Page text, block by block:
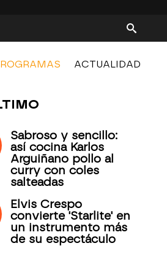
ACTUALIDAD
Sabroso y sencillo:
así cocina Karlos
Arguiñano pollo al
curry con coles
salteadas
Elvis Crespo
convierte 'Starlite' en
un instrumento más
de su espectáculo